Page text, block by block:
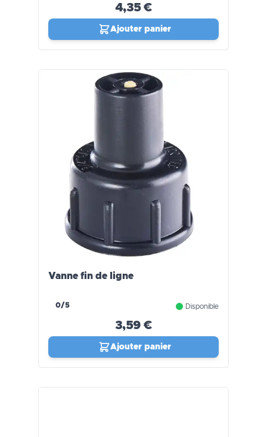
4,35 €
Ajouter panier
Vanne fin de ligne
0/5 Disponible
3,59 €
Ajouter panier